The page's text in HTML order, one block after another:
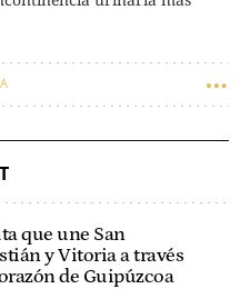
que une San
y Vitoria a través
de Guipúzcoa